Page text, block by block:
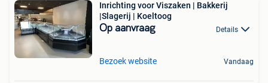
Inrichting voor Viszaken | Bakkerij
|Slagerij | Koeltoog
Op aanvraag Details
Bezoek website Vandaag